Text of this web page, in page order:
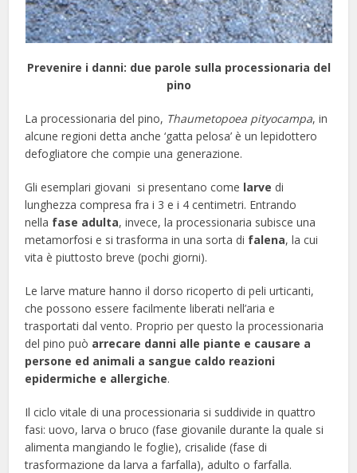
Prevenire i danni: due parole sulla processionaria del
pino
La processionaria del pino, Thaumetopoea pityocampa, in
alcune regioni detta anche ‘gatta pelosa’ è un lepidottero
defogliatore che compie una generazione.
Gli esemplari giovani si presentano come larve di
lunghezza compresa fra i 3 e i 4 centimetri. Entrando
nella fase adulta, invece, la processionaria subisce una
metamorfosi e si trasforma in una sorta di falena, la cui
vita è piuttosto breve (pochi giorni).
Le larve mature hanno il dorso ricoperto di peli urticanti,
che possono essere facilmente liberati nell’aria e
trasportati dal vento. Proprio per questo la processionaria
del pino può arrecare danni alle piante e causare a
persone ed animali a sangue caldo reazioni
epidermiche e allergiche.
Il ciclo vitale di una processionaria si suddivide in quattro
fasi: uovo, larva o bruco (fase giovanile durante la quale si
alimenta mangiando le foglie), crisalide (fase di
trasformazione da larva a farfalla), adulto o farfalla.